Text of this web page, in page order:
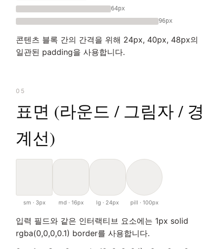
64px
96px
콘텐츠 블록 간의 간격을 위해 24px, 40px, 48px의
일관된 padding을 사용합니다.
05
표면 (라운드 / 그림자 / 경
계선)
sm · 3px md · 16px lg · 24px pill · 100px
입력 필드와 같은 인터랙티브 요소에는 1px solid
rgba(0,0,0,0.1) border를 사용합니다.